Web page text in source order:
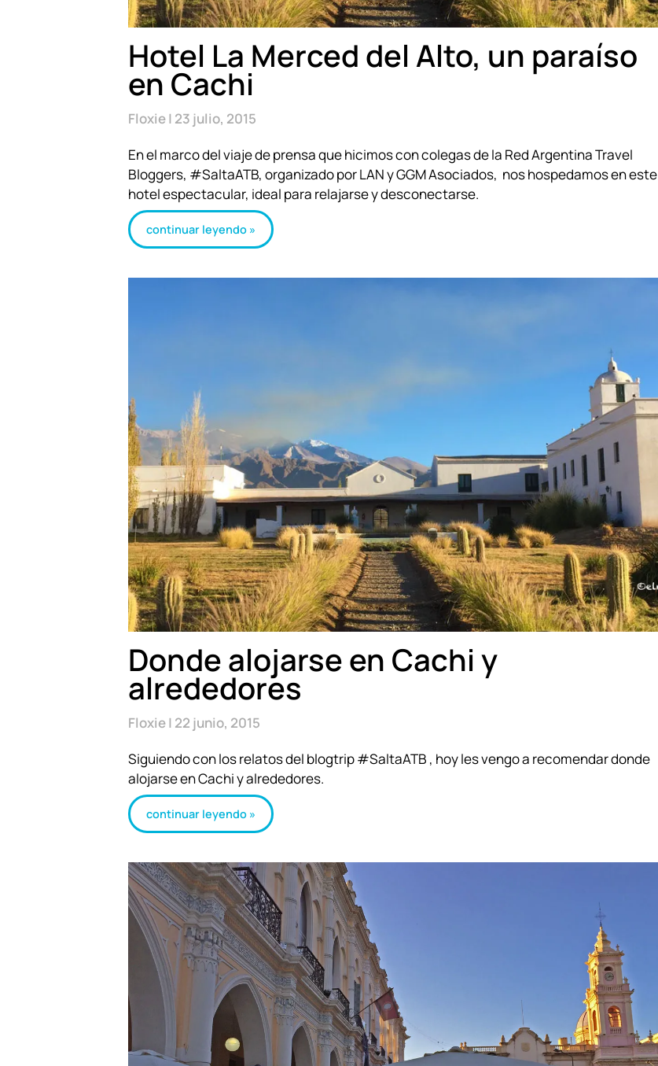
Hotel La Merced del Alto, un paraíso
en Cachi
Floxie 23 julio, 2015
En el marco del viaje de prensa que hicimos con colegas de la Red Argentina Travel
Bloggers, #SaltaATB, organizado por LAN y GGM Asociados, nos hospedamos en este
hotel espectacular, ideal para relajarse y desconectarse.
continuar leyendo »
Donde alojarse en Cachi y
alrededores
Floxie 22 junio, 2015
Siguiendo con los relatos del blogtrip #SaltaATB , hoy les vengo a recomendar donde
alojarse en Cachi y alrededores.
continuar leyendo »